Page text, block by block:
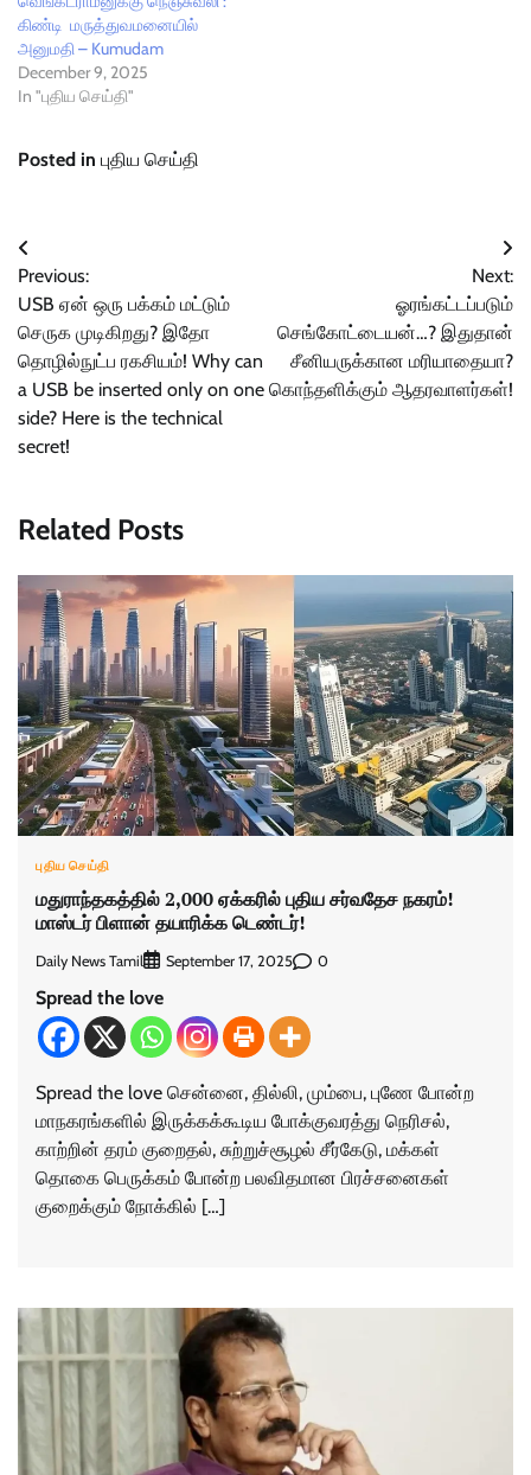
கிண்டி மருத்துவமனையில்
அனுமதி – Kumudam
December 9, 2025
In "புதிய செய்தி"
Posted in புதிய செய்தி
Post
navigation
Previous:
USB ஏன் ஒரு பக்கம் மட்டும்
செருக முடிகிறது? இதோ
தொழில்நுட்ப ரகசியம்! Why can
a USB be inserted only on one
side? Here is the technical
secret!
Next:
ஓரங்கட்டப்படும்
செங்கோட்டையன்…? இதுதான்
சீனியருக்கான மரியாதையா?
கொந்தளிக்கும் ஆதரவாளர்கள்!
Related Posts
புதிய செய்தி
மதுராந்தகத்தில் 2,000 ஏக்கரில் புதிய சர்வதேச நகரம்!
மாஸ்டர் பிளான் தயாரிக்க டெண்டர்!
Daily News Tamil September 17, 2025 0
Spread the love
Spread the love சென்னை, தில்லி, மும்பை, புணே போன்ற
மாநகரங்களில் இருக்கக்கூடிய போக்குவரத்து நெரிசல்,
காற்றின் தரம் குறைதல், சுற்றுச்சூழல் சீர்கேடு, மக்கள்
தொகை பெருக்கம் போன்ற பலவிதமான பிரச்சனைகள்
குறைக்கும் நோக்கில் […]